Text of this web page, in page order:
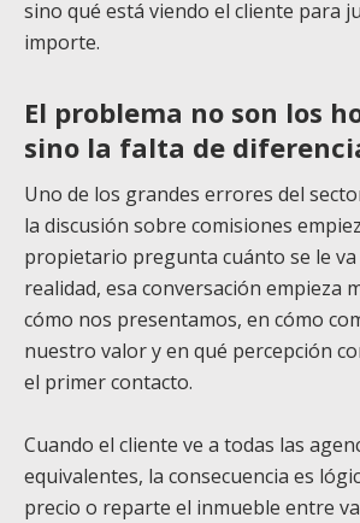
sino qué está viendo el cliente para
importe.
El problema no son los
sino la falta de
Uno de los grandes errores del
la discusión sobre comisiones
propietario pregunta cuánto se le va
realidad, esa conversación empieza
cómo nos presentamos, en cómo
nuestro valor y en qué percepción
el primer contacto.
Cuando el cliente ve a todas las
equivalentes, la consecuencia es
precio o reparte el inmueble entre